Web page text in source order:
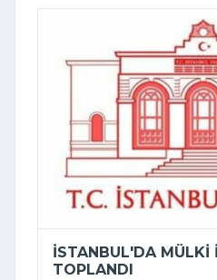
İSTANBUL'DA MÜLKI
TOPLANDI